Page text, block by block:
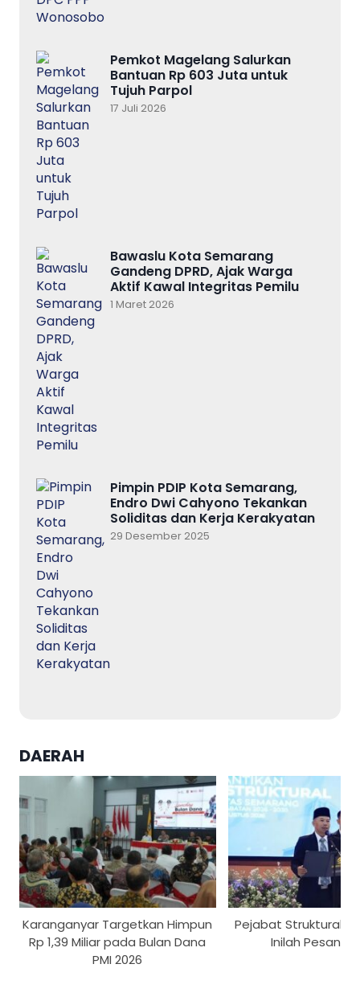
Pemkot Magelang Salurkan
Bantuan Rp 603 Juta untuk
Tujuh Parpol
17 Juli 2026
Bawaslu Kota Semarang
Gandeng DPRD, Ajak Warga
Aktif Kawal Integritas Pemilu
1 Maret 2026
Pimpin PDIP Kota Semarang,
Endro Dwi Cahyono Tekankan
Soliditas dan Kerja Kerakyatan
29 Desember 2025
DAERAH
Karanganyar Targetkan Himpun
Rp 1,39 Miliar pada Bulan Dana
PMI 2026
Pejabat Struktural
Inilah Pesan